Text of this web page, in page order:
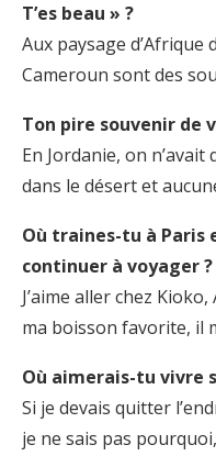
T’es beau » ?
Aux paysage d’Afrique
Cameroun sont des
Ton pire souvenir de
En Jordanie, on n’avait
dans le désert et
Où traines-tu à Paris
continuer à voyager ?
J’aime aller chez
ma boisson favorite, il
Où aimerais-tu vivre
Si je devais quitter
je ne sais pas